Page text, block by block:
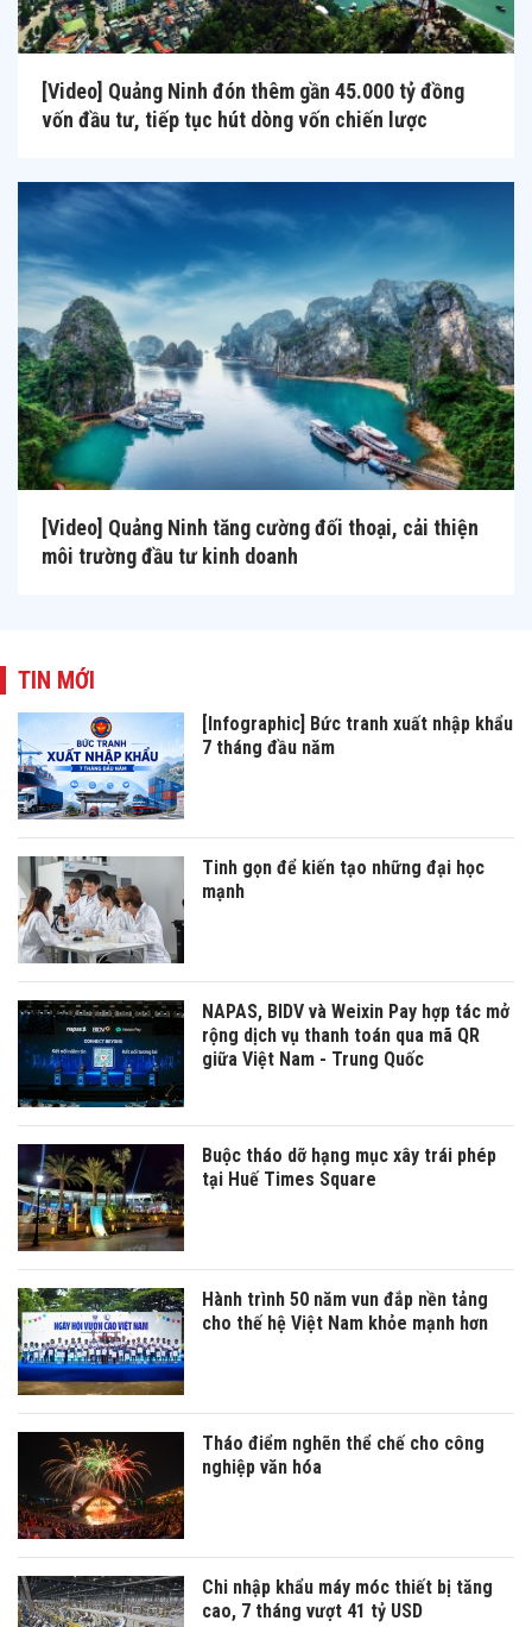
[Video] Quảng Ninh đón thêm gần 45.000 tỷ đồng
vốn đầu tư, tiếp tục hút dòng vốn chiến lược
[Video] Quảng Ninh tăng cường đối thoại, cải thiện
môi trường đầu tư kinh doanh
TIN MỚI
[Infographic] Bức tranh xuất nhập khẩu
7 tháng đầu năm
Tinh gọn để kiến tạo những đại học
mạnh
NAPAS, BIDV và Weixin Pay hợp tác mở
rộng dịch vụ thanh toán qua mã QR
giữa Việt Nam - Trung Quốc
Buộc tháo dỡ hạng mục xây trái phép
tại Huế Times Square
Hành trình 50 năm vun đắp nền tảng
cho thế hệ Việt Nam khỏe mạnh hơn
Tháo điểm nghẽn thể chế cho công
nghiệp văn hóa
Chi nhập khẩu máy móc thiết bị tăng
cao, 7 tháng vượt 41 tỷ USD